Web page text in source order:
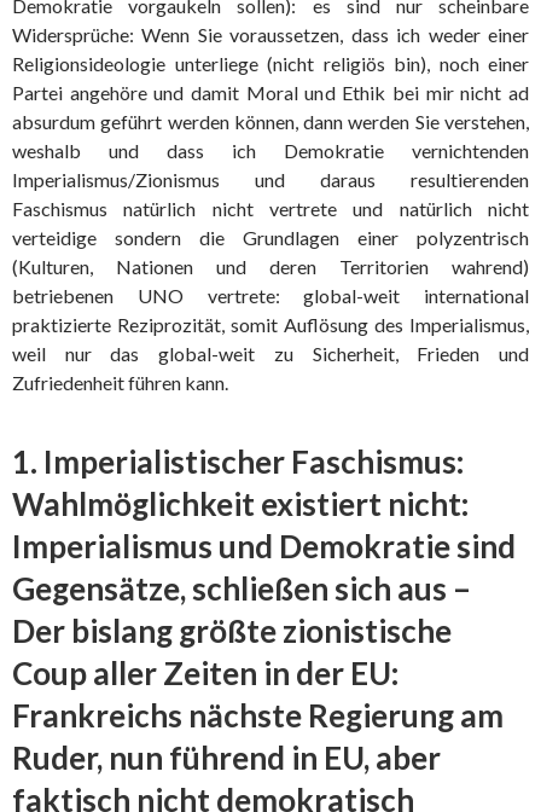
Demokratie vorgaukeln sollen): es sind nur scheinbare
Widersprüche: Wenn Sie voraussetzen, dass ich weder einer
Religionsideologie unterliege (nicht religiös bin), noch einer
Partei angehöre und damit Moral und Ethik bei mir nicht ad
absurdum geführt werden können, dann werden Sie verstehen,
weshalb und dass ich Demokratie vernichtenden
Imperialismus/Zionismus und daraus resultierenden
Faschismus natürlich nicht vertrete und natürlich nicht
verteidige sondern die Grundlagen einer polyzentrisch
(Kulturen, Nationen und deren Territorien wahrend)
betriebenen UNO vertrete: global-weit international
praktizierte Reziprozität, somit Auflösung des Imperialismus,
weil nur das global-weit zu Sicherheit, Frieden und
Zufriedenheit führen kann.
1. Imperialistischer Faschismus:
Wahlmöglichkeit existiert nicht:
Imperialismus und Demokratie sind
Gegensätze, schließen sich aus –
Der bislang größte zionistische
Coup aller Zeiten in der EU:
Frankreichs nächste Regierung am
Ruder, nun führend in EU, aber
faktisch nicht demokratisch